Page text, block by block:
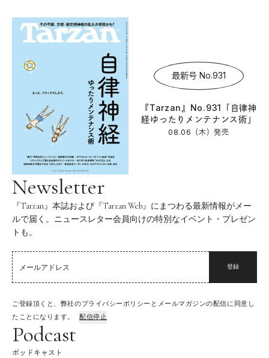
最新号 No.931
『Tarzan』No.931「自律神
経ゆったりメンテナンス術」
08.06（木）発売
Newsletter
『Tarzan』本誌および『Tarzan Web』にまつわる最新情報がメー
ルで届く。ニュースレター会員向けの特別なイベント・プレゼン
トも。
登録
ご登録頂くと、弊社のプライバシーポリシーとメールマガジンの配信に同意し
たことになります。
配信停止
Podcast
ポッドキャスト